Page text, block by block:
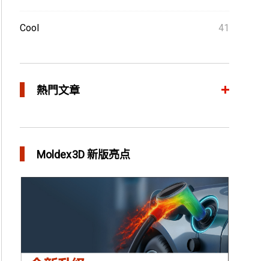
Cool 41
熱門文章
in 焦点文章
异型水路和传统水路 差别在哪？
Moldex3D 新版亮点